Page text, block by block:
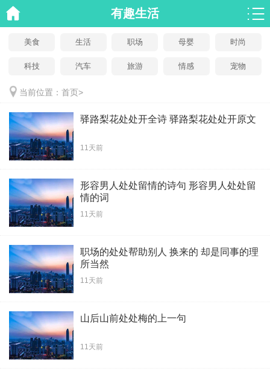
有趣生活
美食 生活 职场 母婴 时尚
科技 汽车 旅游 情感 宠物
当前位置： 首页>
驿路梨花处处开全诗 驿路梨花处处开原文
11天前
形容男人处处留情的诗句 形容男人处处留
情的词
11天前
职场的处处帮助别人 换来的 却是同事的理
所当然
11天前
山后山前处处梅的上一句
11天前